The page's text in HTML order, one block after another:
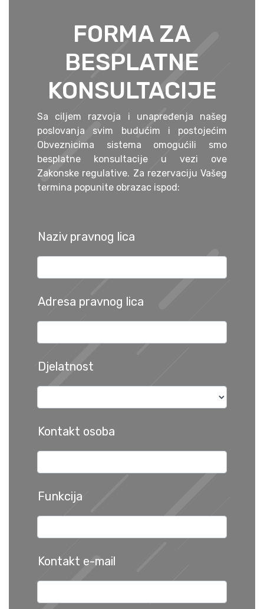
FORMA ZA
BESPLATNE
KONSULTACIJE
Sa ciljem razvoja i unapređenja našeg
poslovanja svim budućim i postojećim
Obveznicima sistema omogućili smo
besplatne konsultacije u vezi ove
Zakonske regulative. Za rezervaciju Vašeg
termina popunite obrazac ispod:
Naziv pravnog lica
Adresa pravnog lica
Djelatnost
Kontakt osoba
Funkcija
Kontakt e-mail